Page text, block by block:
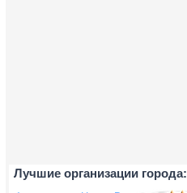
Лучшие организации города: